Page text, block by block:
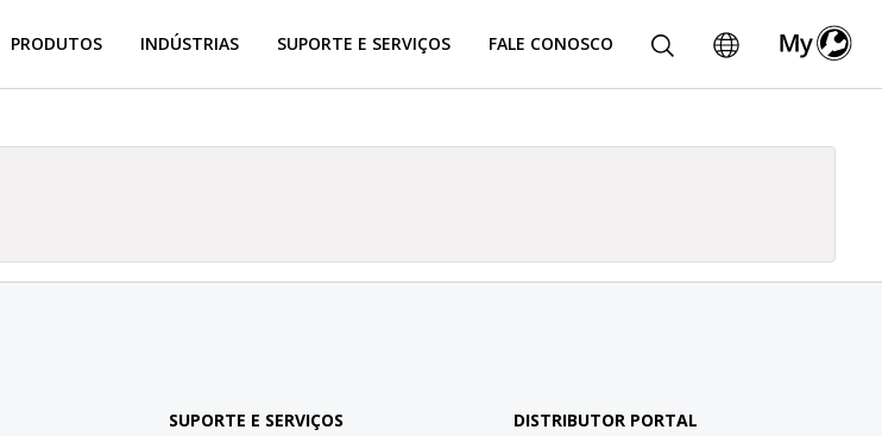
PRODUTOS INDÚSTRIAS SUPORTE E SERVIÇOS FALE CONOSCO
SUPORTE E SERVIÇOS
DISTRIBUTOR PORTAL